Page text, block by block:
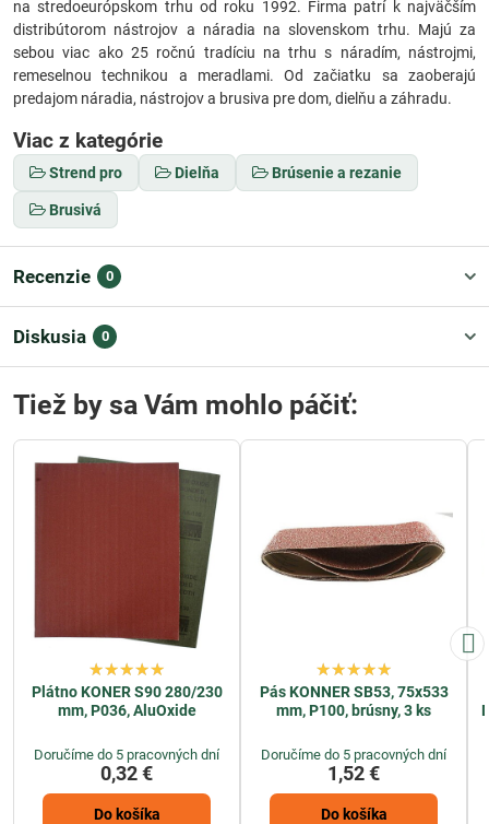
na stredoeurópskom trhu od roku 1992. Firma patrí k najväčším
distribútorom nástrojov a náradia na slovenskom trhu. Majú za
sebou viac ako 25 ročnú tradíciu na trhu s náradím, nástrojmi,
remeselnou technikou a meradlami. Od začiatku sa zaoberajú
predajom náradia, nástrojov a brusiva pre dom, dielňu a záhradu.
Viac z kategórie
Strend pro Dielňa Brúsenie a rezanie
Brusivá
Recenzie 0
Diskusia 0
Tiež by sa Vám mohlo páčiť:
Plátno KONER S90 280/230
mm, P036, AluOxide
Doručíme do 5 pracovných dní
0,32 €
Do košíka
Pás KONNER SB53, 75x533
mm, P100, brúsny, 3 ks
Doručíme do 5 pracovných dní
1,52 €
Do košíka